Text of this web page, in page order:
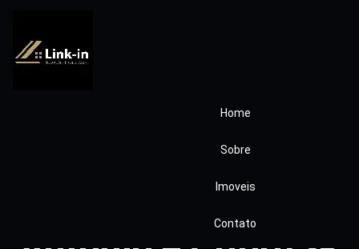
Home
Sobre
Imoveis
Contato
Casa à Venda no
Miolo da Granja
Viana 📍 Vila Santo